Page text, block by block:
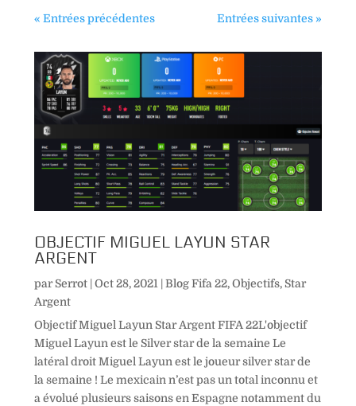
« Entrées précédentes Entrées suivantes »
OBJECTIF MIGUEL LAYUN STAR
ARGENT
parSerrot| Oct 28, 2021| Blog Fifa 22,Objectifs, Star
Argent
Objectif Miguel Layun Star Argent FIFA 22L'objectif
Miguel Layun est le Silver star de la semaine Le
latéral droit Miguel Layun est le joueur silver star de
la semaine ! Le mexicain n’est pas un total inconnu et
a évolué plusieurs saisons en Espagne notamment du